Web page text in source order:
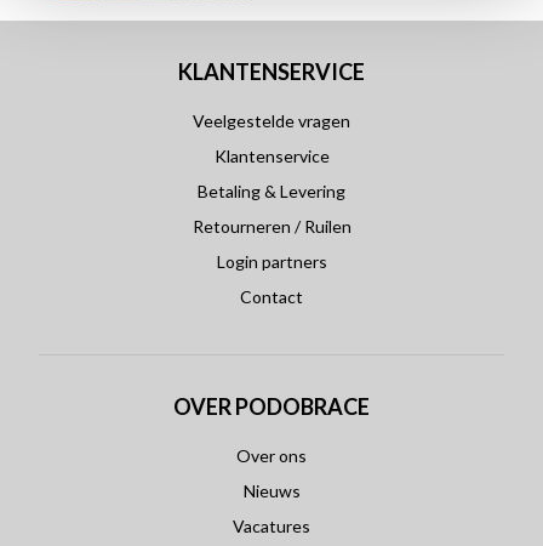
KLANTENSERVICE
Veelgestelde vragen
Klantenservice
Betaling & Levering
Retourneren / Ruilen
Login partners
Contact
OVER PODOBRACE
Over ons
Nieuws
Vacatures